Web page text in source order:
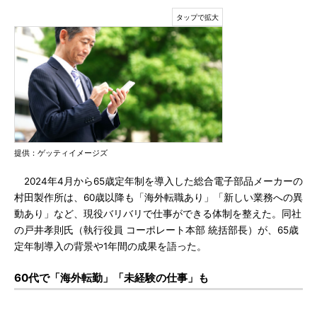
提供：ゲッティイメージズ
2024年4月から65歳定年制を導入した総合電子部品メーカーの
村田製作所は、60歳以降も「海外転職あり」「新しい業務への異
動あり」など、現役バリバリで仕事ができる体制を整えた。同社
の戸井孝則氏（執行役員 コーポレート本部 統括部長）が、65歳
定年制導入の背景や1年間の成果を語った。
60代で「海外転勤」「未経験の仕事」も